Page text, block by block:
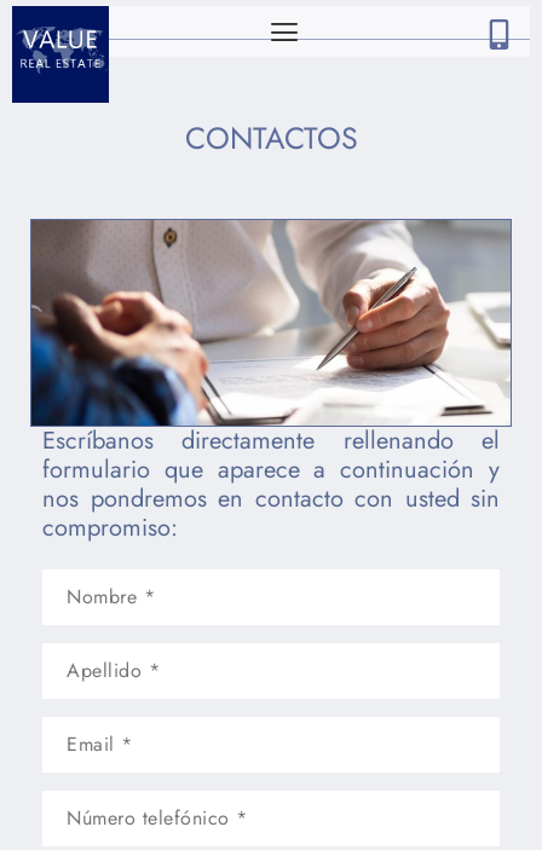
CONTACTOS
Escríbanos directamente rellenando el
formulario que aparece a continuación y
nos pondremos en contacto con usted sin
compromiso: